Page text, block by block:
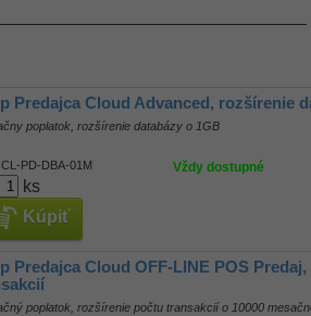
Predajca Cloud Advanced, rozšírenie
poplatok, rozšírenie databázy o 1GB
CL-PD-DBA-01M Vždy dostupné
ks
Kúpiť
Predajca Cloud OFF-LINE POS
poplatok, rozšírenie počtu transakcií o 10000